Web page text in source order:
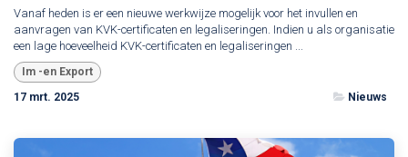
Vanaf heden is er een nieuwe werkwijze mogelijk voor het invullen en
aanvragen van KVK-certificaten en legaliseringen. Indien u als organisatie
een lage hoeveelheid KVK-certificaten en legaliseringen ...
Im -en Export
17 mrt. 2025
Nieuws